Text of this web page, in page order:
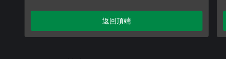
返回頂端